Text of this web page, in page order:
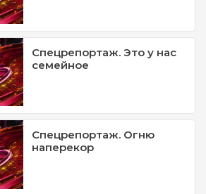
Спецрепортаж. Это у нас
семейное
Спецрепортаж. Огню
наперекор